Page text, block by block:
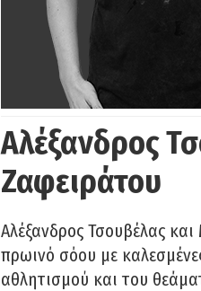
Αλέξανδρος
Ζαφειράτου
Αλέξανδρος Τσουβέλας
πρωινό σόου με
αθλητισμού και του